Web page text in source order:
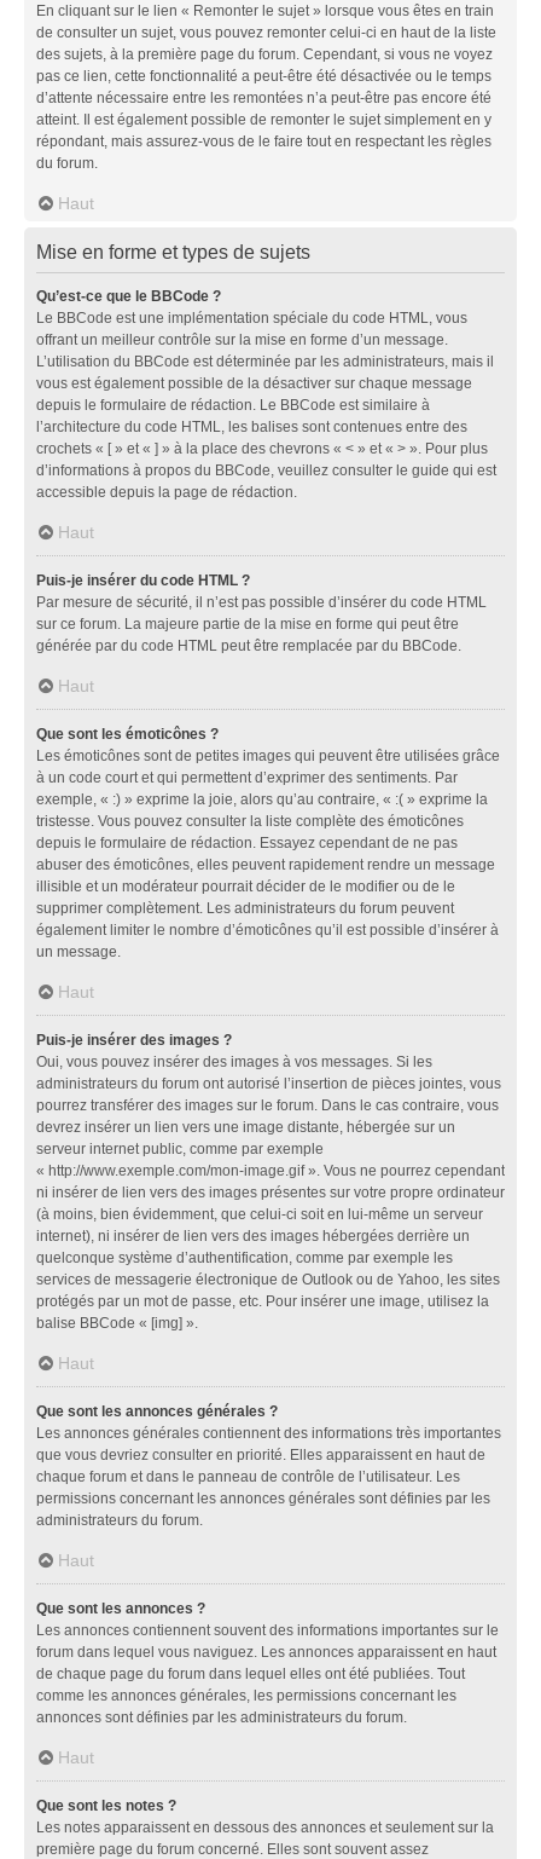
En cliquant sur le lien « Remonter le sujet » lorsque vous êtes en train
de consulter un sujet, vous pouvez remonter celui-ci en haut de la liste
des sujets, à la première page du forum. Cependant, si vous ne voyez
pas ce lien, cette fonctionnalité a peut-être été désactivée ou le temps
d’attente nécessaire entre les remontées n’a peut-être pas encore été
atteint. Il est également possible de remonter le sujet simplement en y
répondant, mais assurez-vous de le faire tout en respectant les règles
du forum.
Haut
Mise en forme et types de sujets
Qu’est-ce que le BBCode ?
Le BBCode est une implémentation spéciale du code HTML, vous
offrant un meilleur contrôle sur la mise en forme d’un message.
L’utilisation du BBCode est déterminée par les administrateurs, mais il
vous est également possible de la désactiver sur chaque message
depuis le formulaire de rédaction. Le BBCode est similaire à
l’architecture du code HTML, les balises sont contenues entre des
crochets « [ » et « ] » à la place des chevrons « < » et « > ». Pour plus
d’informations à propos du BBCode, veuillez consulter le guide qui est
accessible depuis la page de rédaction.
Haut
Puis-je insérer du code HTML ?
Par mesure de sécurité, il n’est pas possible d’insérer du code HTML
sur ce forum. La majeure partie de la mise en forme qui peut être
générée par du code HTML peut être remplacée par du BBCode.
Haut
Que sont les émoticônes ?
Les émoticônes sont de petites images qui peuvent être utilisées grâce
à un code court et qui permettent d’exprimer des sentiments. Par
exemple, « :) » exprime la joie, alors qu’au contraire, « :( » exprime la
tristesse. Vous pouvez consulter la liste complète des émoticônes
depuis le formulaire de rédaction. Essayez cependant de ne pas
abuser des émoticônes, elles peuvent rapidement rendre un message
illisible et un modérateur pourrait décider de le modifier ou de le
supprimer complètement. Les administrateurs du forum peuvent
également limiter le nombre d’émoticônes qu’il est possible d’insérer à
un message.
Haut
Puis-je insérer des images ?
Oui, vous pouvez insérer des images à vos messages. Si les
administrateurs du forum ont autorisé l’insertion de pièces jointes, vous
pourrez transférer des images sur le forum. Dans le cas contraire, vous
devrez insérer un lien vers une image distante, hébergée sur un
serveur internet public, comme par exemple
« http://www.exemple.com/mon-image.gif ». Vous ne pourrez cependant
ni insérer de lien vers des images présentes sur votre propre ordinateur
(à moins, bien évidemment, que celui-ci soit en lui-même un serveur
internet), ni insérer de lien vers des images hébergées derrière un
quelconque système d’authentification, comme par exemple les
services de messagerie électronique de Outlook ou de Yahoo, les sites
protégés par un mot de passe, etc. Pour insérer une image, utilisez la
balise BBCode « [img] ».
Haut
Que sont les annonces générales ?
Les annonces générales contiennent des informations très importantes
que vous devriez consulter en priorité. Elles apparaissent en haut de
chaque forum et dans le panneau de contrôle de l’utilisateur. Les
permissions concernant les annonces générales sont définies par les
administrateurs du forum.
Haut
Que sont les annonces ?
Les annonces contiennent souvent des informations importantes sur le
forum dans lequel vous naviguez. Les annonces apparaissent en haut
de chaque page du forum dans lequel elles ont été publiées. Tout
comme les annonces générales, les permissions concernant les
annonces sont définies par les administrateurs du forum.
Haut
Que sont les notes ?
Les notes apparaissent en dessous des annonces et seulement sur la
première page du forum concerné. Elles sont souvent assez